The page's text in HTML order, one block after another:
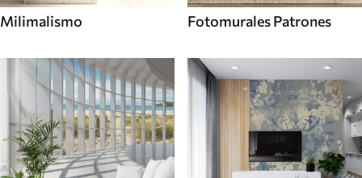
Milimalismo Fotomurales Patrones